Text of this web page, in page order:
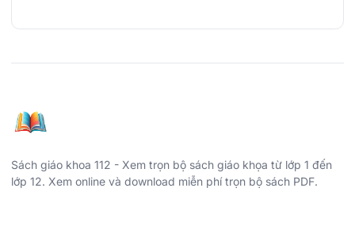
Sách giáo khoa 112 - Xem trọn bộ sách giáo khọa từ lớp 1 đến
lớp 12. Xem online và download miễn phí trọn bộ sách PDF.